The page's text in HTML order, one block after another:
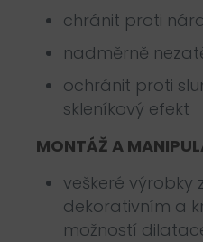
chránit proti
nadměrně
ochránit proti
skleníkový efekt
MONTÁŽ A
veškeré výrobky
dekorativním a
možností